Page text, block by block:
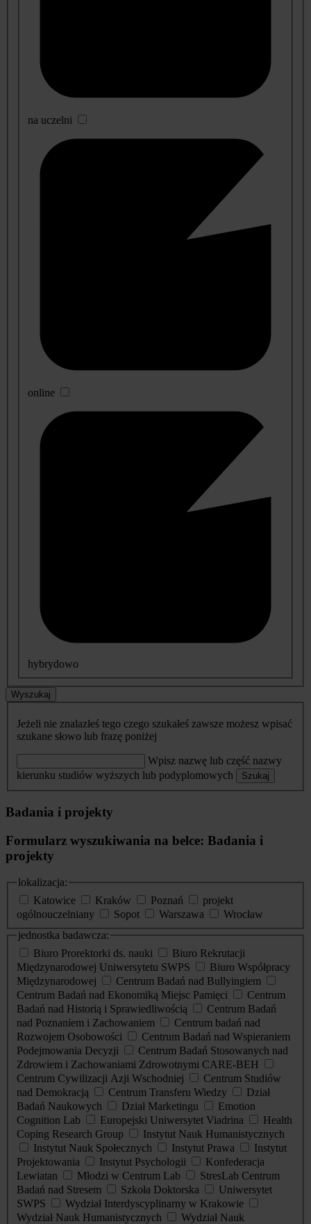
na uczelni
online
hybrydowo
Wyszukaj
Jeżeli nie znalazłeś tego czego szukałeś zawsze możesz wpisać
szukane słowo lub frazę poniżej
Wpisz nazwę lub część nazwy
kierunku studiów wyższych lub podyplomowych
Szukaj
Badania i projekty
Formularz wyszukiwania na belce: Badania i
projekty
lokalizacja:
Katowice
Kraków Poznań
projekt
ogólnouczelniany
Sopot Warszawa
Wrocław
jednostka badawcza:
Biuro Prorektorki ds. nauki
Biuro Rekrutacji
Międzynarodowej Uniwersytetu SWPS
Biuro Współpracy
Międzynarodowej
Centrum Badań nad Bullyingiem
Centrum Badań nad Ekonomiką Miejsc Pamięci
Centrum
Badań nad Historią i Sprawiedliwością
Centrum Badań
nad Poznaniem i Zachowaniem
Centrum badań nad
Rozwojem Osobowości
Centrum Badań nad Wspieraniem
Podejmowania Decyzji
Centrum Badań Stosowanych nad
Zdrowiem i Zachowaniami Zdrowotnymi CARE-BEH
Centrum Cywilizacji Azji Wschodniej
Centrum Studiów
nad Demokracją
Centrum Transferu Wiedzy
Dział
Badań Naukowych
Dział Marketingu
Emotion
Cognition Lab
Europejski Uniwersytet Viadrina
Health
Coping Research Group
Instytut Nauk Humanistycznych
Instytut Nauk Społecznych
Instytut Prawa
Instytut
Projektowania
Instytut Psychologii
Konfederacja
Lewiatan
Młodzi w Centrum Lab
StresLab Centrum
Badań nad Stresem
Szkoła Doktorska
Uniwersytet
SWPS
Wydział Interdyscyplinarny w Krakowie
Wydział Nauk Humanistycznych
Wydział Nauk